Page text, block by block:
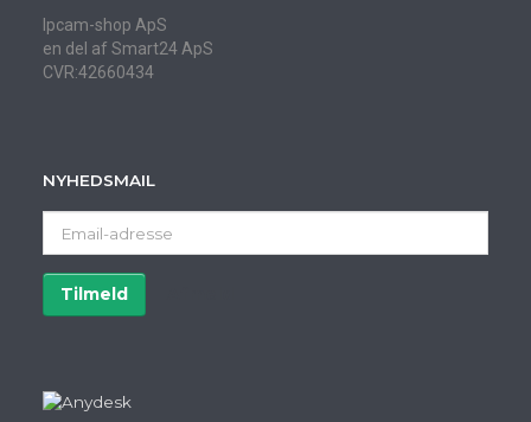
Ipcam-shop ApS
en del af Smart24 ApS
CVR:42660434
NYHEDSMAIL
adresse
Tilmeld